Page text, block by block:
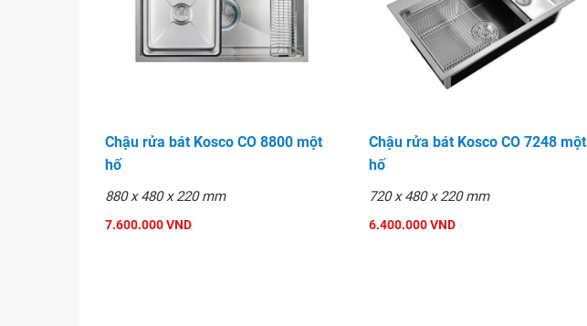
Hình ảnh
Chậu rửa bát Kosco CO 8800 một
hố
880 x 480 x 220 mm
7.600.000 VND
Chậu rửa bát Kosco CO 7248 một
hố
720 x 480 x 220 mm
6.400.000 VND